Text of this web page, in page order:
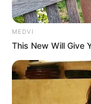
MEDVI
This New Will Give